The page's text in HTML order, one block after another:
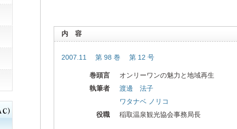
内 容
2007.11 第 98 巻 第 12 号
巻頭言
オンリーワンの魅力と地域再生
執筆者
渡邊 法子
ワタナベ ノリコ
役職
稲取温泉観光協会事務局長